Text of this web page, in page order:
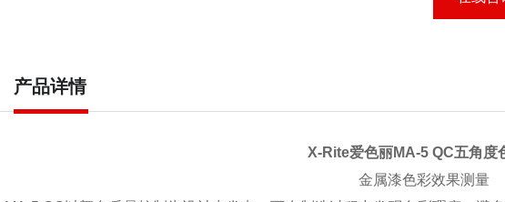
产品详情
X-Rite爱色丽MA-5 QC五角度
金属漆色彩效果测量